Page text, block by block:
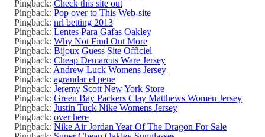
Pingback: Check this site out
Pingback: Pop over to This Web-site
Pingback: nrl betting 2013
Pingback: Lentes Para Gafas Oakley
Pingback: Why Not Find Out More
Pingback: Bijoux Guess Site Officiel
Pingback: Cheap Demarcus Ware Jersey
Pingback: Andrew Luck Womens Jersey
Pingback: agrandar el pene
Pingback: Jeremy Scott New York Store
Pingback: Green Bay Packers Clay Matthews Women Jersey
Pingback: Justin Tuck Nike Womens Jersey
Pingback: over here
Pingback: Nike Air Jordan Year Of The Dragon For Sale